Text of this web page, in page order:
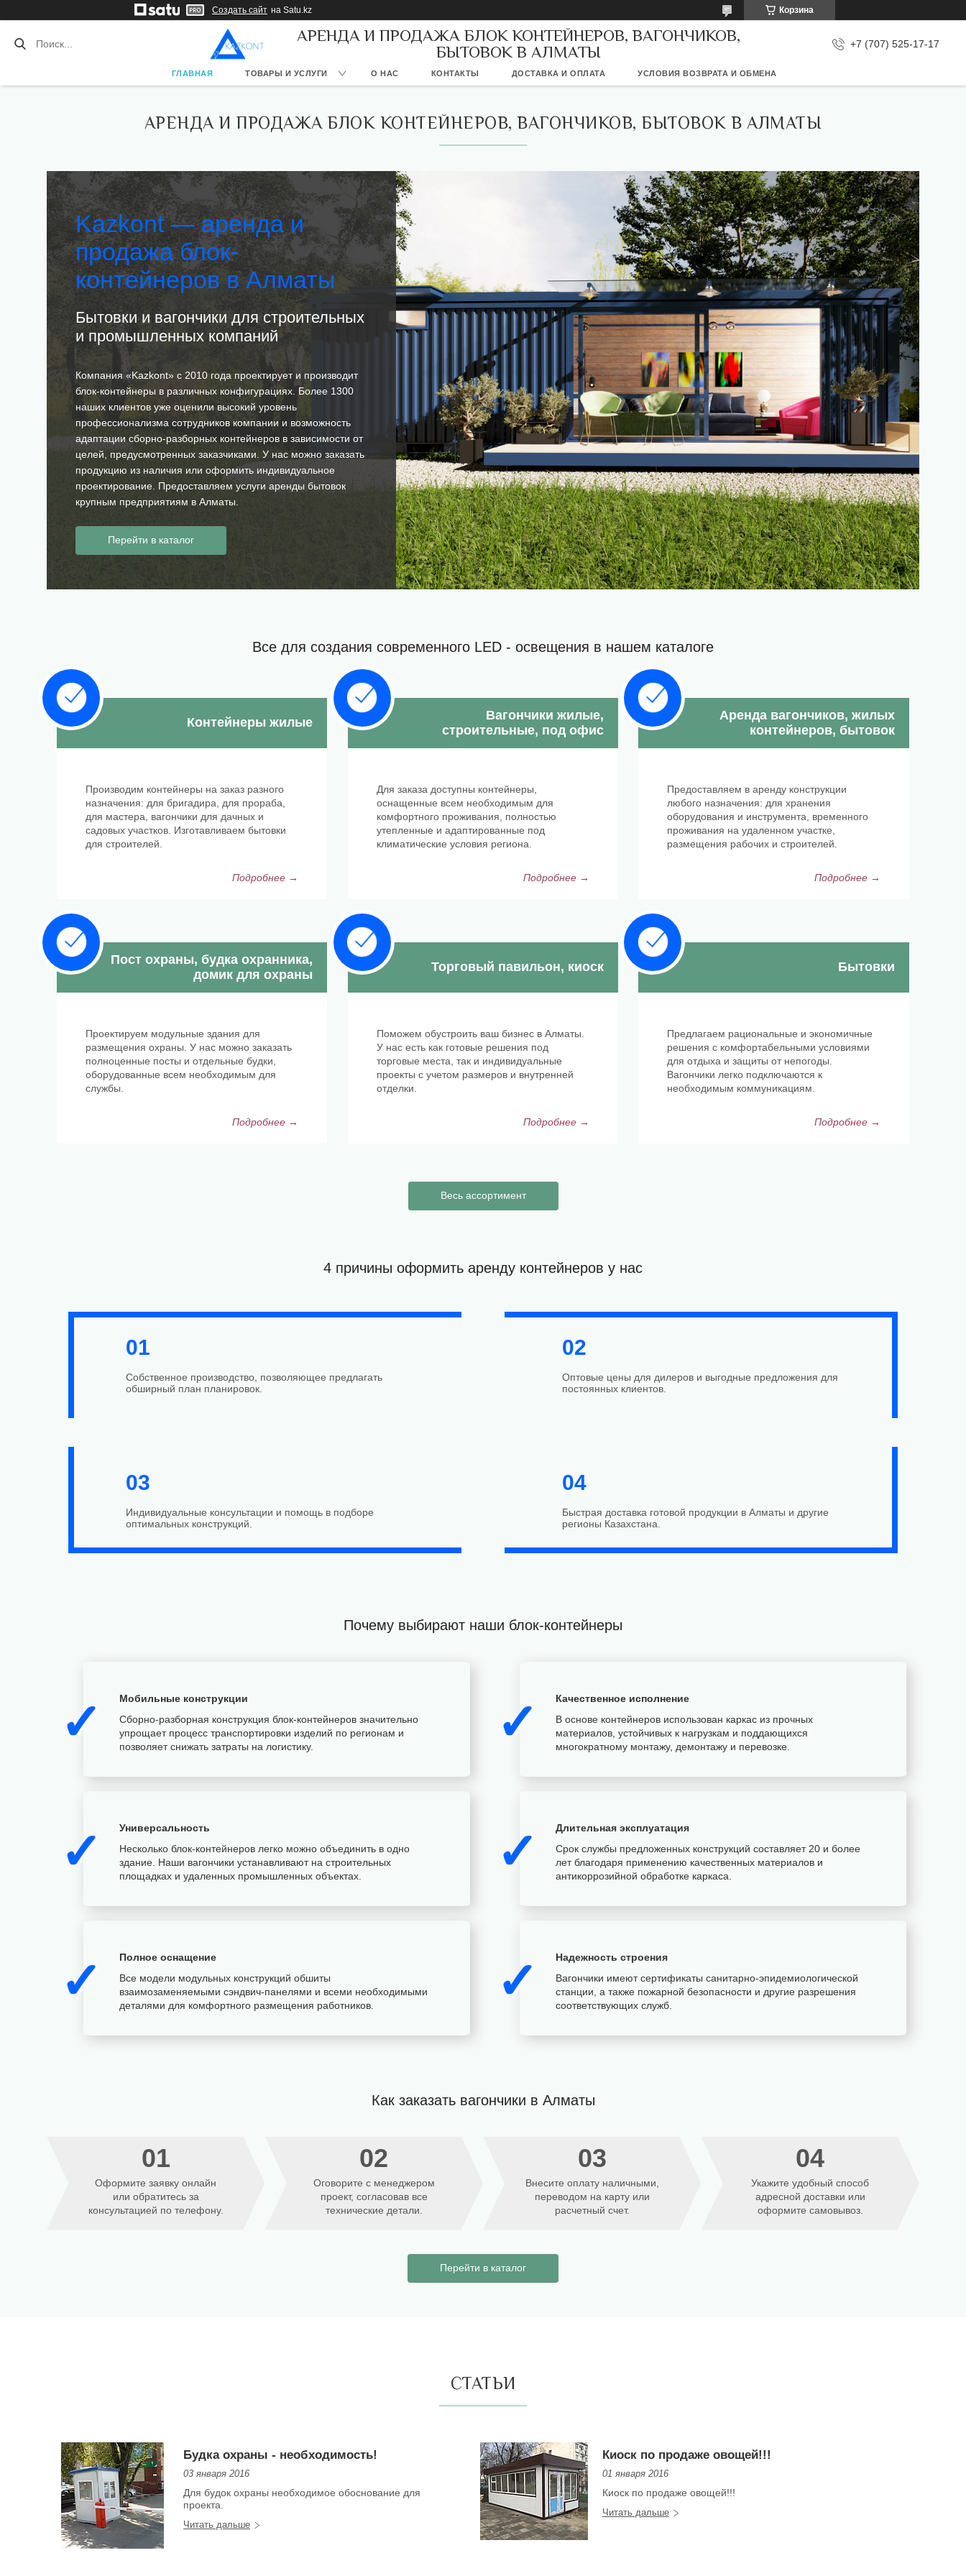
Создать сайт на Satu.kz Корзина
АРЕНДА И ПРОДАЖА БЛОК КОНТЕЙНЕРОВ, ВАГОНЧИКОВ,
БЫТОВОК В АЛМАТЫ
+7 (707) 525-17-17
ГЛАВНАЯ ТОВАРЫ И УСЛУГИ О НАС КОНТАКТЫ ДОСТАВКА И ОПЛАТА УСЛОВИЯ ВОЗВРАТА И ОБМЕНА
АРЕНДА И ПРОДАЖА БЛОК КОНТЕЙНЕРОВ, ВАГОНЧИКОВ, БЫТОВОК В АЛМАТЫ
Kazkont — аренда и
продажа блок-
контейнеров в Алматы
Бытовки и вагончики для строительных
и промышленных компаний
Компания «Kazkont» с 2010 года проектирует и производит
блок-контейнеры в различных конфигурациях. Более 1300
наших клиентов уже оценили высокий уровень
профессионализма сотрудников компании и возможность
адаптации сборно-разборных контейнеров в зависимости от
целей, предусмотренных заказчиками. У нас можно заказать
продукцию из наличия или оформить индивидуальное
проектирование. Предоставляем услуги аренды бытовок
крупным предприятиям в Алматы.
Перейти в каталог
Все для создания современного LED - освещения в нашем каталоге
Контейнеры жилые
Производим контейнеры на заказ разного
назначения: для бригадира, для прораба,
для мастера, вагончики для дачных и
садовых участков. Изготавливаем бытовки
для строителей.
Подробнее →
Вагончики жилые,
строительные, под офис
Для заказа доступны контейнеры,
оснащенные всем необходимым для
комфортного проживания, полностью
утепленные и адаптированные под
климатические условия региона.
Подробнее →
Аренда вагончиков, жилых
контейнеров, бытовок
Предоставляем в аренду конструкции
любого назначения: для хранения
оборудования и инструмента, временного
проживания на удаленном участке,
размещения рабочих и строителей.
Подробнее →
Пост охраны, будка охранника,
домик для охраны
Проектируем модульные здания для
размещения охраны. У нас можно заказать
полноценные посты и отдельные будки,
оборудованные всем необходимым для
службы.
Подробнее →
Торговый павильон, киоск
Поможем обустроить ваш бизнес в Алматы.
У нас есть как готовые решения под
торговые места, так и индивидуальные
проекты с учетом размеров и внутренней
отделки.
Подробнее →
Бытовки
Предлагаем рациональные и экономичные
решения с комфортабельными условиями
для отдыха и защиты от непогоды.
Вагончики легко подключаются к
необходимым коммуникациям.
Подробнее →
Весь ассортимент
4 причины оформить аренду контейнеров у нас
01
Собственное производство, позволяющее предлагать
обширный план планировок.
02
Оптовые цены для дилеров и выгодные предложения для
постоянных клиентов.
03
Индивидуальные консультации и помощь в подборе
оптимальных конструкций.
04
Быстрая доставка готовой продукции в Алматы и другие
регионы Казахстана.
Почему выбирают наши блок-контейнеры
✓
Мобильные конструкции
Сборно-разборная конструкция блок-контейнеров значительно
упрощает процесс транспортировки изделий по регионам и
позволяет снижать затраты на логистику.
✓
Качественное исполнение
В основе контейнеров использован каркас из прочных
материалов, устойчивых к нагрузкам и поддающихся
многократному монтажу, демонтажу и перевозке.
✓
Универсальность
Несколько блок-контейнеров легко можно объединить в одно
здание. Наши вагончики устанавливают на строительных
площадках и удаленных промышленных объектах.
✓
Длительная эксплуатация
Срок службы предложенных конструкций составляет 20 и более
лет благодаря применению качественных материалов и
антикоррозийной обработке каркаса.
✓
Полное оснащение
Все модели модульных конструкций обшиты
взаимозаменяемыми сэндвич-панелями и всеми необходимыми
деталями для комфортного размещения работников.
✓
Надежность строения
Вагончики имеют сертификаты санитарно-эпидемиологической
станции, а также пожарной безопасности и другие разрешения
соответствующих служб.
Как заказать вагончики в Алматы
01
Оформите заявку онлайн
или обратитесь за
консультацией по телефону.
02
Оговорите с менеджером
проект, согласовав все
технические детали.
03
Внесите оплату наличными,
переводом на карту или
расчетный счет.
04
Укажите удобный способ
адресной доставки или
оформите самовывоз.
Перейти в каталог
СТАТЬИ
Будка охраны - необходимость!
03 января 2016
Для будок охраны необходимое обоснование для
проекта.
Киоск по продаже овощей!!!
01 января 2016
Киоск по продаже овощей!!!